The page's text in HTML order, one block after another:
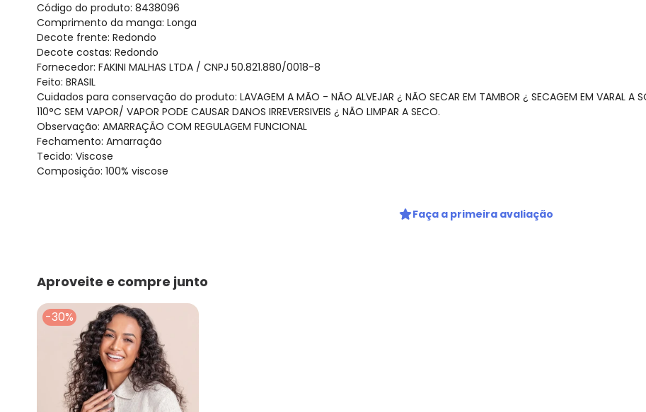
Código do produto: 8438096
Comprimento da manga: Longa
Decote frente: Redondo
Decote costas: Redondo
Fornecedor: FAKINI MALHAS LTDA / CNPJ 50.821.880/0018-8
Feito: BRASIL
Cuidados para conservação do produto: LAVAGEM A MÃO - NÃO ALVEJAR ¿ NÃO SECAR EM TAMBOR ¿ SECAGEM EM VARAL A
110°C SEM VAPOR/ VAPOR PODE CAUSAR DANOS IRREVERSIVEIS ¿ NÃO LIMPAR A SECO.
Observação: AMARRAÇÃO COM REGULAGEM FUNCIONAL
Fechamento: Amarração
Tecido: Viscose
Composição: 100% viscose
Faça a primeira avaliação
Aproveite e compre junto
-30%